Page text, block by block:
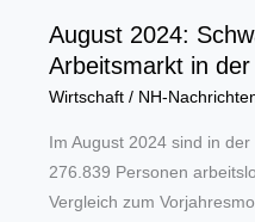
August 2024:
Arbeitsmarkt in
Wirtschaft/ NH-
Im August 2024 sind in
276.839 Personen
Vergleich zum